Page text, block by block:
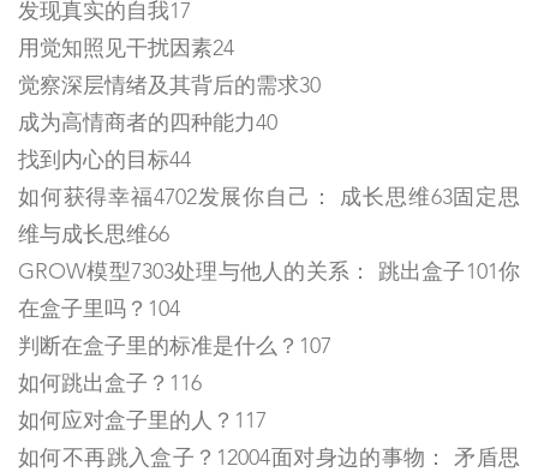
发现真实的自我17
用觉知照见干扰因素24
觉察深层情绪及其背后的需求30
成为高情商者的四种能力40
找到内心的目标44
如何获得幸福4702发展你自己： 成长思维63固定思
维与成长思维66
GROW模型7303处理与他人的关系： 跳出盒子101你
在盒子里吗？104
判断在盒子里的标准是什么？107
如何跳出盒子？116
如何应对盒子里的人？117
如何不再跳入盒子？12004面对身边的事物： 矛盾思